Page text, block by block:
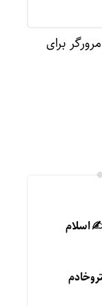
برای
✍️ اسلام